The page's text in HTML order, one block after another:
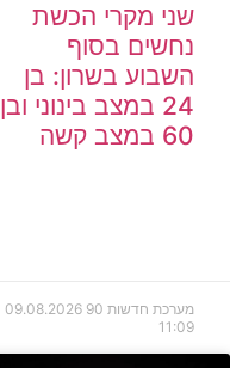
שני מקרי הכשת
נחשים בסוף
השבוע בשרון: בן
24 במצב בינוני ובן
60 במצב קשה
מערכת חדשות 90
09.08.2026
11:09